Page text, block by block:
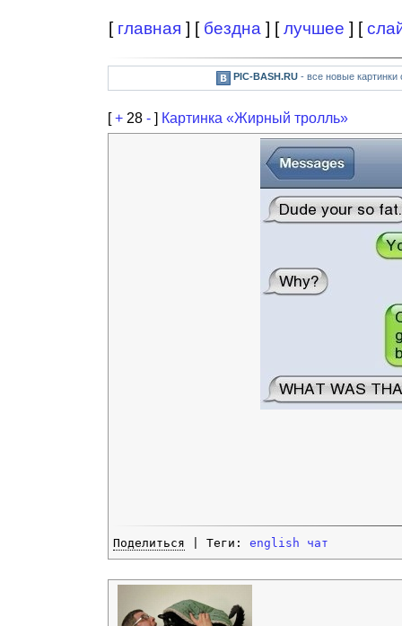
[ главная ] [ бездна ] [лучшее ] [
PIC-BASH.RU- все новые картинки
[+ 28 - ] Картинка «Жирный тролль»
Поделиться | Теги: english чат